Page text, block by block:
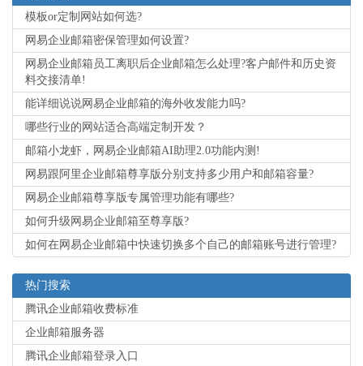
模板or定制网站如何选?
网易企业邮箱密保管理如何设置?
网易企业邮箱员工离职后企业邮箱怎么处理?客户邮件和历史资
料交接清单!
能详细说说网易企业邮箱的海外收发能力吗?
哪些行业的网站适合高端定制开发？
邮箱小龙虾，网易企业邮箱AI助理2.0功能内测!
网易跟阿里企业邮箱尊享版分别支持多少用户和邮箱容量?
网易企业邮箱尊享版专属管理功能有哪些?
如何升级网易企业邮箱至尊享版?
如何在网易企业邮箱中快速切换多个自己的邮箱账号进行管理?
热门搜索
腾讯企业邮箱收费标准
企业邮箱服务器
腾讯企业邮箱登录入口